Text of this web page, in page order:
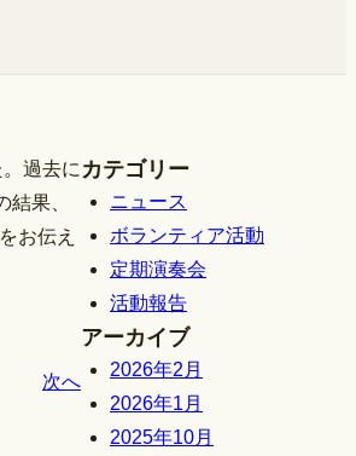
過去に
果、
お伝え
次へ
カテゴリー
ニュース
ボランティア活動
定期演奏会
活動報告
アーカイブ
2026年2月
2026年1月
2025年10月